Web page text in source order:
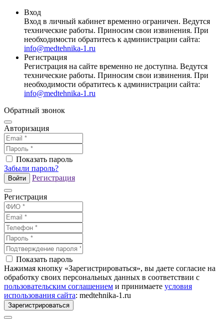
Вход
Вход в личный кабинет временно ограничен. Ведутся
технические работы. Приносим свои извинения. При
необходимости обратитесь к администрации сайта:
info@medtehnika-1.ru
Регистрация
Регистрация на сайте временно не доступна. Ведутся
технические работы. Приносим свои извинения. При
необходимости обратитесь к администрации сайта:
info@medtehnika-1.ru
Обратный звонок
Авторизация
Показать пароль
Забыли пароль?
Войти Регистрация
Регистрация
Показать пароль
Нажимая кнопку «Зарегистрироваться», вы даете согласие на
обработку своих персональных данных в соответствии с
пользовательским соглашением и принимаете условия
использования сайта: medtehnika-1.ru
Зарегистрироваться